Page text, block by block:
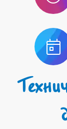
Технические требования